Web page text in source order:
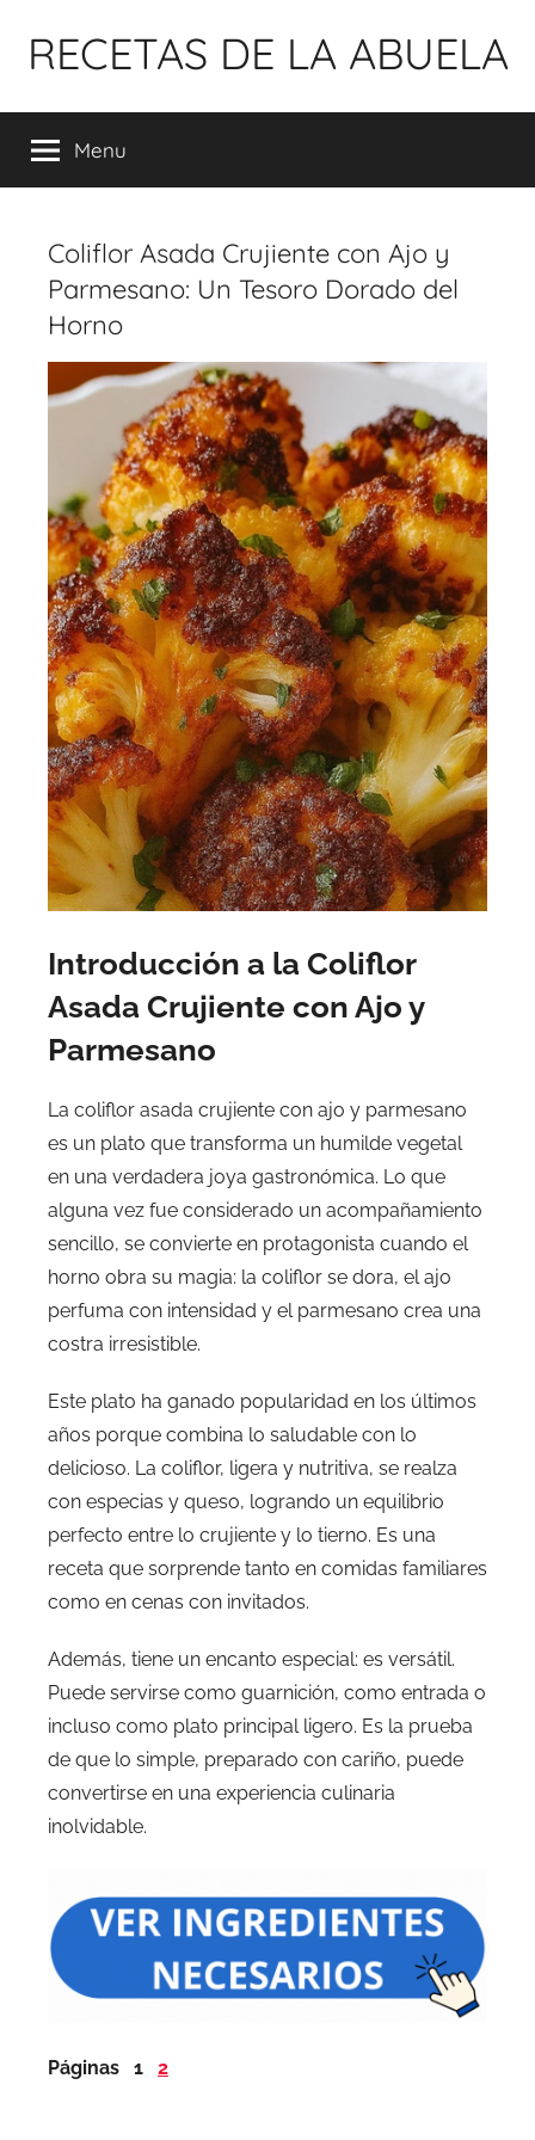
para
conteúdo
RECETAS DE LA ABUELA
Menu
Coliflor Asada Crujiente con Ajo y
Parmesano: Un Tesoro Dorado del
Horno
Introducción a la Coliflor
Asada Crujiente con Ajo y
Parmesano
La coliflor asada crujiente con ajo y parmesano
es un plato que transforma un humilde vegetal
en una verdadera joya gastronómica. Lo que
alguna vez fue considerado un acompañamiento
sencillo, se convierte en protagonista cuando el
horno obra su magia: la coliflor se dora, el ajo
perfuma con intensidad y el parmesano crea una
costra irresistible.
Este plato ha ganado popularidad en los últimos
años porque combina lo saludable con lo
delicioso. La coliflor, ligera y nutritiva, se realza
con especias y queso, logrando un equilibrio
perfecto entre lo crujiente y lo tierno. Es una
receta que sorprende tanto en comidas familiares
como en cenas con invitados.
Además, tiene un encanto especial: es versátil.
Puede servirse como guarnición, como entrada o
incluso como plato principal ligero. Es la prueba
de que lo simple, preparado con cariño, puede
convertirse en una experiencia culinaria
inolvidable.
Páginas 1 2